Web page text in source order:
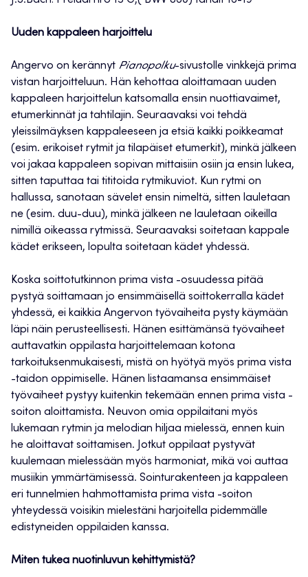
Uuden kappaleen harjoittelu
Angervo on kerännyt Pianopolku-sivustolle vinkkejä prima
vistan harjoitteluun. Hän kehottaa aloittamaan uuden
kappaleen harjoittelun katsomalla ensin nuottiavaimet,
etumerkinnät ja tahtilajin. Seuraavaksi voi tehdä
yleissilmäyksen kappaleeseen ja etsiä kaikki poikkeamat
(esim. erikoiset rytmit ja tilapäiset etumerkit), minkä jälkeen
voi jakaa kappaleen sopivan mittaisiin osiin ja ensin lukea,
sitten taputtaa tai tititoida rytmikuviot. Kun rytmi on
hallussa, sanotaan sävelet ensin nimeltä, sitten lauletaan
ne (esim. duu-duu), minkä jälkeen ne lauletaan oikeilla
nimillä oikeassa rytmissä. Seuraavaksi soitetaan kappale
kädet erikseen, lopulta soitetaan kädet yhdessä.
Koska soittotutkinnon prima vista -osuudessa pitää
pystyä soittamaan jo ensimmäisellä soittokerralla kädet
yhdessä, ei kaikkia Angervon työvaiheita pysty käymään
läpi näin perusteellisesti. Hänen esittämänsä työvaiheet
auttavatkin oppilasta harjoittelemaan kotona
tarkoituksenmukaisesti, mistä on hyötyä myös prima vista
-taidon oppimiselle. Hänen listaamansa ensimmäiset
työvaiheet pystyy kuitenkin tekemään ennen prima vista -
soiton aloittamista. Neuvon omia oppilaitani myös
lukemaan rytmin ja melodian hiljaa mielessä, ennen kuin
he aloittavat soittamisen. Jotkut oppilaat pystyvät
kuulemaan mielessään myös harmoniat, mikä voi auttaa
musiikin ymmärtämisessä. Sointurakenteen ja kappaleen
eri tunnelmien hahmottamista prima vista -soiton
yhteydessä voisikin mielestäni harjoitella pidemmälle
edistyneiden oppilaiden kanssa.
Miten tukea nuotinluvun kehittymistä?